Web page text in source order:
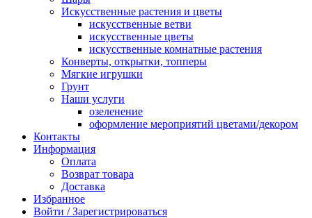
Искусственные растения и цветы
искусственные ветви
искусственные цветы
искусственные комнатные растения
Конверты, открытки, топперы
Мягкие игрушки
Грунт
Наши услуги
озеленение
оформление мероприятий цветами/декором
Контакты
Информация
Оплата
Возврат товара
Доставка
Избранное
Войти / Зарегистрироваться